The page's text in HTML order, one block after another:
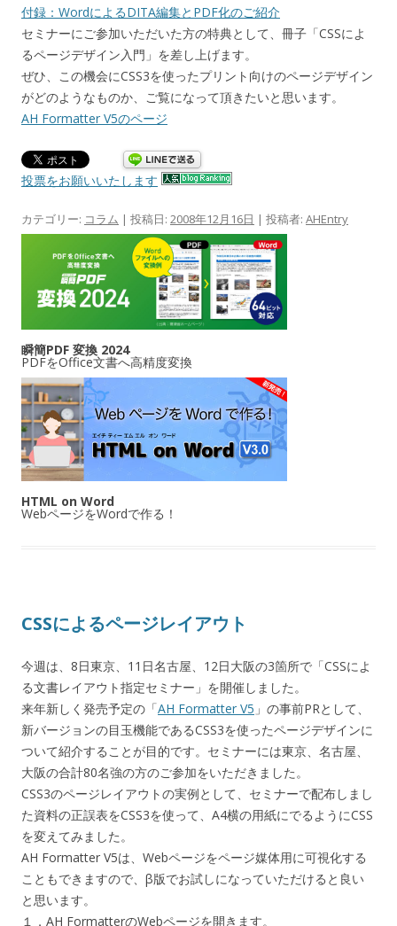
付録：WordによるDITA編集とPDF化のご紹介
セミナーにご参加いただいた方の特典として、冊子「CSSによ
るページデザイン入門」を差し上げます。
ぜひ、この機会にCSS3を使ったプリント向けのページデザイン
がどのようなものか、ご覧になって頂きたいと思います。
AH Formatter V5のページ
投票をお願いいたします
カテゴリー: コラム | 投稿日: 2008年12月16日 | 投稿者: AHEntry
瞬簡PDF 変換 2024
PDFをOffice文書へ高精度変換
HTML on Word
WebページをWordで作る！
CSSによるページレイアウト
今週は、8日東京、11日名古屋、12日大阪の3箇所で「CSSによ
る文書レイアウト指定セミナー」を開催しました。
来年新しく発売予定の「AH Formatter V5 」の事前PRとして、
新バージョンの目玉機能であるCSS3を使ったページデザインに
ついて紹介することが目的です。セミナーには東京、名古屋、
大阪の合計80名強の方のご参加をいただきました。
CSS3のページレイアウトの実例として、セミナーで配布しまし
た資料の正誤表をCSS3を使って、A4横の用紙にでるようにCSS
を変えてみました。
AH Formatter V5は、Webページをページ媒体用に可視化する
こともできますので、β版でお試しになっていただけると良い
と思います。
１．AH FormatterのWebページを開きます。